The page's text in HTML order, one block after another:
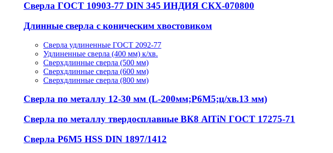
Сверла ГОСТ 10903-77 DIN 345 ИНДИЯ СКХ-070800
Длинные сверла с коническим хвостовиком
Сверла удлиненные ГОСТ 2092-77
Удлиненные сверла (400 мм) к/хв.
Сверхдлинные сверла (500 мм)
Сверхдлинные сверла (600 мм)
Сверхдлинные сверла (800 мм)
Сверла по металлу 12-30 мм (L-200мм;Р6М5;ц/хв.13 мм)
Сверла по металлу твердосплавные ВК8 AlTiN ГОСТ 17275-71
Сверла Р6М5 HSS DIN 1897/1412